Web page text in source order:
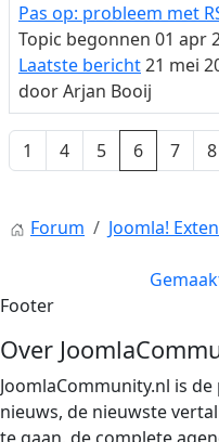
Pas op: probleem met
Topic begonnen 01 apr
Laatste bericht21 mei
doorArjan Booij
1 4 5 6 7 8
Forum Joomla!
Footer
Over
JoomlaCommunity.nl is
nieuws, de nieuwste